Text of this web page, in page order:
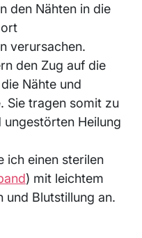
den Nähten in die
verursachen.
den Zug auf die
Nähte und
Sie tragen somit zu
ungestörten Heilung
ich einen sterilen
) mit leichtem
und Blutstillung an.